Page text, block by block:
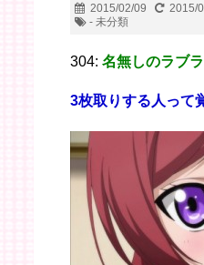
2015/02/09
2015/
- 未分類
304: 名無しのラブ
3枚取りする人って